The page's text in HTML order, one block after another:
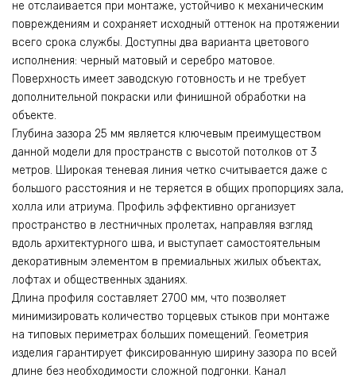
не отслаивается при монтаже, устойчиво к механическим
повреждениям и сохраняет исходный оттенок на протяжении
всего срока службы. Доступны два варианта цветового
исполнения: черный матовый и серебро матовое.
Поверхность имеет заводскую готовность и не требует
дополнительной покраски или финишной обработки на
объекте.
Глубина зазора 25 мм является ключевым преимуществом
данной модели для пространств с высотой потолков от 3
метров. Широкая теневая линия четко считывается даже с
большого расстояния и не теряется в общих пропорциях зала,
холла или атриума. Профиль эффективно организует
пространство в лестничных пролетах, направляя взгляд
вдоль архитектурного шва, и выступает самостоятельным
декоративным элементом в премиальных жилых объектах,
лофтах и общественных зданиях.
Длина профиля составляет 2700 мм, что позволяет
минимизировать количество торцевых стыков при монтаже
на типовых периметрах больших помещений. Геометрия
изделия гарантирует фиксированную ширину зазора по всей
длине без необходимости сложной подгонки. Канал